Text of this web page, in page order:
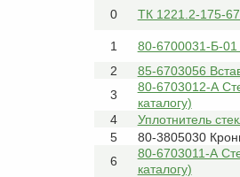
0
ТК 1221.2-175-
1
80-6700031-Б-
2
85-6703056
3
80-6703012-А
каталогу)
4
Уплотнитель
5
80-3805030
6
80-6703011-А
каталогу)